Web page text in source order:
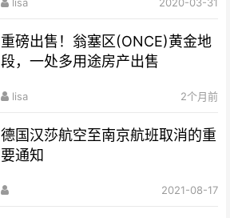
重磅出售！翁塞区(ONCE)黄金地
段，一处多用途房产出售
lisa 2个月前
德国汉莎航空至南京航班取消的重
要通知
2021-08-17